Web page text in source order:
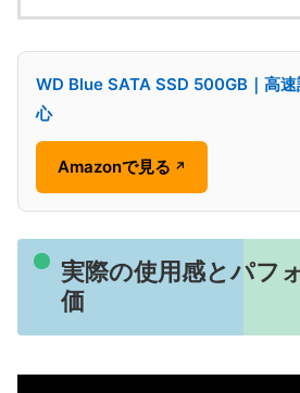
WD Blue SATA SSD 500GB｜高
心
Amazonで見る ↗
実際の使用感とパフ
価